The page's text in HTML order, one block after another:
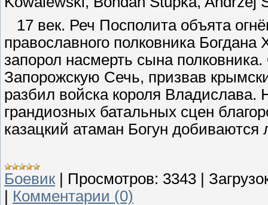
17 век. Реч Посполита объята
православного полковника
запорол насмерть сына
Запорожскую Сечь, призвав
разбил войска короля
грандиозных батальных сцен
казацкий атаман Богун
Боевик Просмотров: 3343
Комментарии (0)